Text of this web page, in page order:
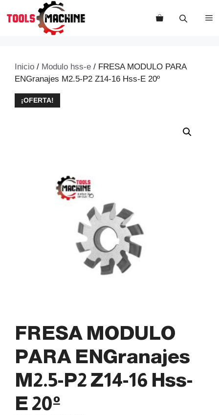
Inicio / Modulo hss-e / FRESA MODULO PARA
ENGranajes M2.5-P2 Z14-16 Hss-E 20º
¡OFERTA!
FRESA MODULO
PARA ENGranajes
M2.5-P2 Z14-16 Hss-
E 20º